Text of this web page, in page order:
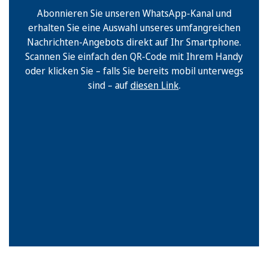
Abonnieren Sie unseren WhatsApp-Kanal und
erhalten Sie eine Auswahl unseres umfangreichen
Nachrichten-Angebots direkt auf Ihr Smartphone.
Scannen Sie einfach den QR-Code mit Ihrem Handy
oder klicken Sie – falls Sie bereits mobil unterwegs
sind – aufdiesen Link.